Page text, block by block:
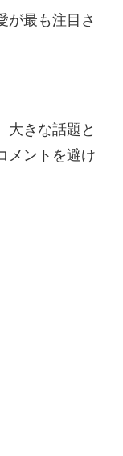
が最も注目さ
大きな話題と
メントを避け